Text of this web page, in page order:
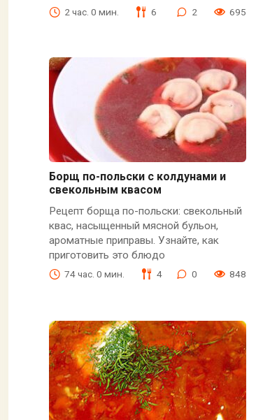
2 час. 0 мин. 6 2 695
Борщ по-польски с колдунами и
свекольным квасом
Рецепт борща по-польски: свекольный
квас, насыщенный мясной бульон,
ароматные приправы. Узнайте, как
приготовить это блюдо
74 час. 0 мин. 4 0 848